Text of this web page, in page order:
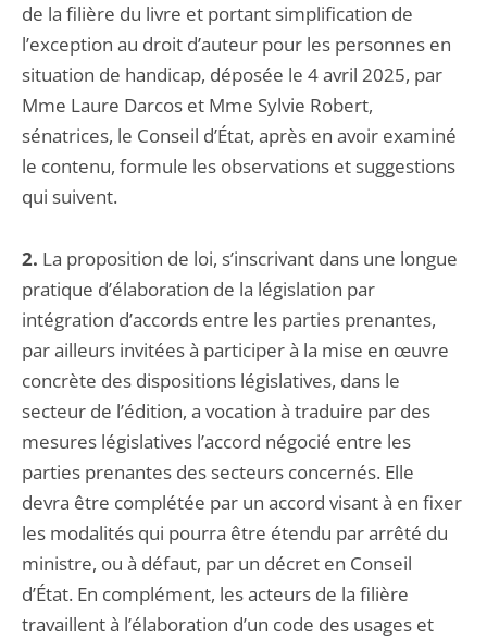
de la filière du livre et portant simplification de
l’exception au droit d’auteur pour les personnes en
situation de handicap, déposée le 4 avril 2025, par
Mme Laure Darcos et Mme Sylvie Robert,
sénatrices, le Conseil d’État, après en avoir examiné
le contenu, formule les observations et suggestions
qui suivent.
2. La proposition de loi, s’inscrivant dans une longue
pratique d’élaboration de la législation par
intégration d’accords entre les parties prenantes,
par ailleurs invitées à participer à la mise en œuvre
concrète des dispositions législatives, dans le
secteur de l’édition, a vocation à traduire par des
mesures législatives l’accord négocié entre les
parties prenantes des secteurs concernés. Elle
devra être complétée par un accord visant à en fixer
les modalités qui pourra être étendu par arrêté du
ministre, ou à défaut, par un décret en Conseil
d’État. En complément, les acteurs de la filière
travaillent à l’élaboration d’un code des usages et